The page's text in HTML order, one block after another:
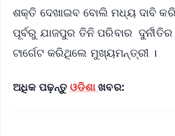
ଶକ୍ତି ଦେଖାଇବ ବୋଲି ମଧ୍ୟ ଦାବି
ପୂର୍ବରୁ ଯାଜପୁର ତିନି ପରିବାର
ଟାର୍ଗେଟ କରିଥିଲେ ମୁଖ୍ୟମନ୍ତ୍ରୀ ।
ଅଧିକ ପଢ଼ନ୍ତୁ ଓଡିଶାଖବର: